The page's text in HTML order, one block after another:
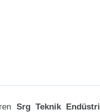
Srg Teknik Endüstri